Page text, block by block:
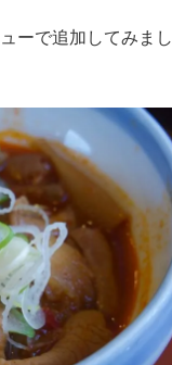
ーで追加してみまし